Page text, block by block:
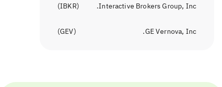
Interactive Brokers Group, Inc.
(
IBKR
)
GE Vernova, Inc.
(
GEV
)